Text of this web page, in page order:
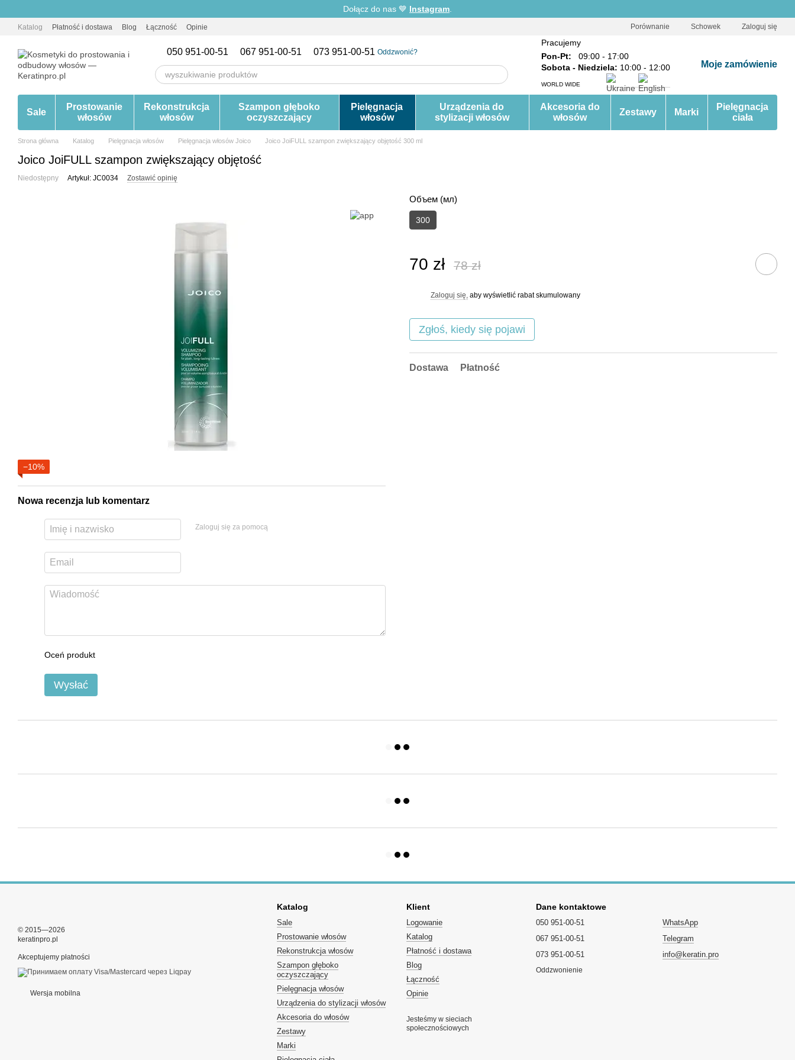
Dołącz do nas 💙 Instagram
Katalog Płatność i dostawa Blog Łączność Opinie Porównanie Schowek Zaloguj się
050 951-00-51 067 951-00-51 073 951-00-51 Oddzwonić?
Pracujemy
Pon-Pt:
09:00 - 17:00
Sobota - Niedziela: 10:00 - 12:00
WORLD WIDE
Moje zamówienie
Sale
Prostowanie
włosów
Rekonstrukcja
włosów
Szampon głęboko
oczyszczający
Pielęgnacja
włosów
Urządzenia do
stylizacji włosów
Akcesoria do
włosów
Zestawy Marki
Pielęgnacja
ciała
Strona główna Katalog Pielęgnacja włosów Pielęgnacja włosów Joico Joico JoiFULL szampon zwiększający objętość 300 ml
Joico JoiFULL szampon zwiększający objętość
Niedostępny Artykuł: JC0034 Zostawić opinię
−10%
Nowa recenzja lub komentarz
Zaloguj się za pomocą
Oceń produkt
Wysłać
Объем (мл)
300
70 zł 78 zł
Zaloguj się, aby wyświetlić rabat skumulowany
Zgłoś, kiedy się pojawi
Dostawa Płatność
© 2015—2026
keratinpro.pl
Akceptujemy płatności
Wersja mobilna
Katalog
Sale
Prostowanie włosów
Rekonstrukcja włosów
Szampon głęboko
oczyszczający
Pielęgnacja włosów
Urządzenia do stylizacji włosów
Akcesoria do włosów
Zestawy
Marki
Klient
Logowanie
Katalog
Płatność i dostawa
Blog
Łączność
Opinie
Jesteśmy w sieciach
społecznościowych
Dane kontaktowe
050 951-00-51
067 951-00-51
073 951-00-51
Oddzwonienie
WhatsApp
Telegram
info@keratin.pro